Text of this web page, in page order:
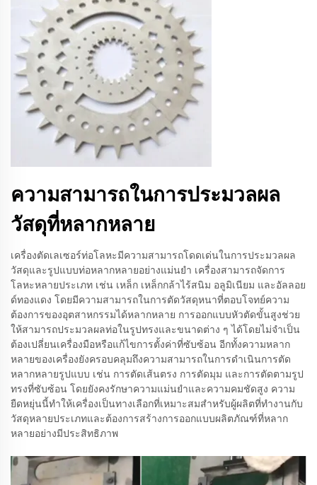
ความสามารถในการประมวลผล
วัสดุที่หลากหลาย
เครื่องตัดเลเซอร์ท่อโลหะมีความสามารถโดดเด่นในการประมวลผล
วัสดุและรูปแบบท่อหลากหลายอย่างแม่นยำ เครื่องสามารถจัดการ
โลหะหลายประเภท เช่น เหล็ก เหล็กกล้าไร้สนิม อลูมิเนียม และอัลลอย
ด์ทองแดง โดยมีความสามารถในการตัดวัสดุหนาที่ตอบโจทย์ความ
ต้องการของอุตสาหกรรมได้หลากหลาย การออกแบบหัวตัดขั้นสูงช่วย
ให้สามารถประมวลผลท่อในรูปทรงและขนาดต่าง ๆ ได้โดยไม่จำเป็น
ต้องเปลี่ยนเครื่องมือหรือแก้ไขการตั้งค่าที่ซับซ้อน อีกทั้งความหลาก
หลายของเครื่องยังครอบคลุมถึงความสามารถในการดำเนินการตัด
หลากหลายรูปแบบ เช่น การตัดเส้นตรง การตัดมุม และการตัดตามรูป
ทรงที่ซับซ้อน โดยยังคงรักษาความแม่นยำและความคมชัดสูง ความ
ยืดหยุ่นนี้ทำให้เครื่องเป็นทางเลือกที่เหมาะสมสำหรับผู้ผลิตที่ทำงานกับ
วัสดุหลายประเภทและต้องการสร้างการออกแบบผลิตภัณฑ์ที่หลาก
หลายอย่างมีประสิทธิภาพ